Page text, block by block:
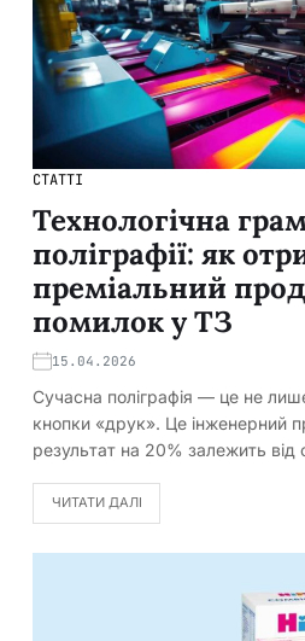
СТАТТІ
Технологічна
поліграфії: як
преміальний
помилок у ТЗ
15.04.2026
Сучасна поліграфія — це не
кнопки «друк». Це інженерний
результат на 20% залежить
ЧИТАТИ ДАЛІ